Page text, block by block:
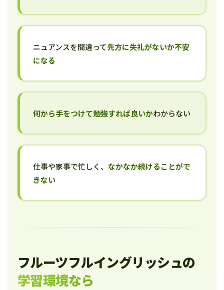
ニュアンスを間違って先方に失礼がないか不安
になる
何から手をつけて勉強すれば良いかわからない
仕事や家事で忙しく、 なかなか続けることがで
きない
フルーツフルイングリッシュの
学習環境なら